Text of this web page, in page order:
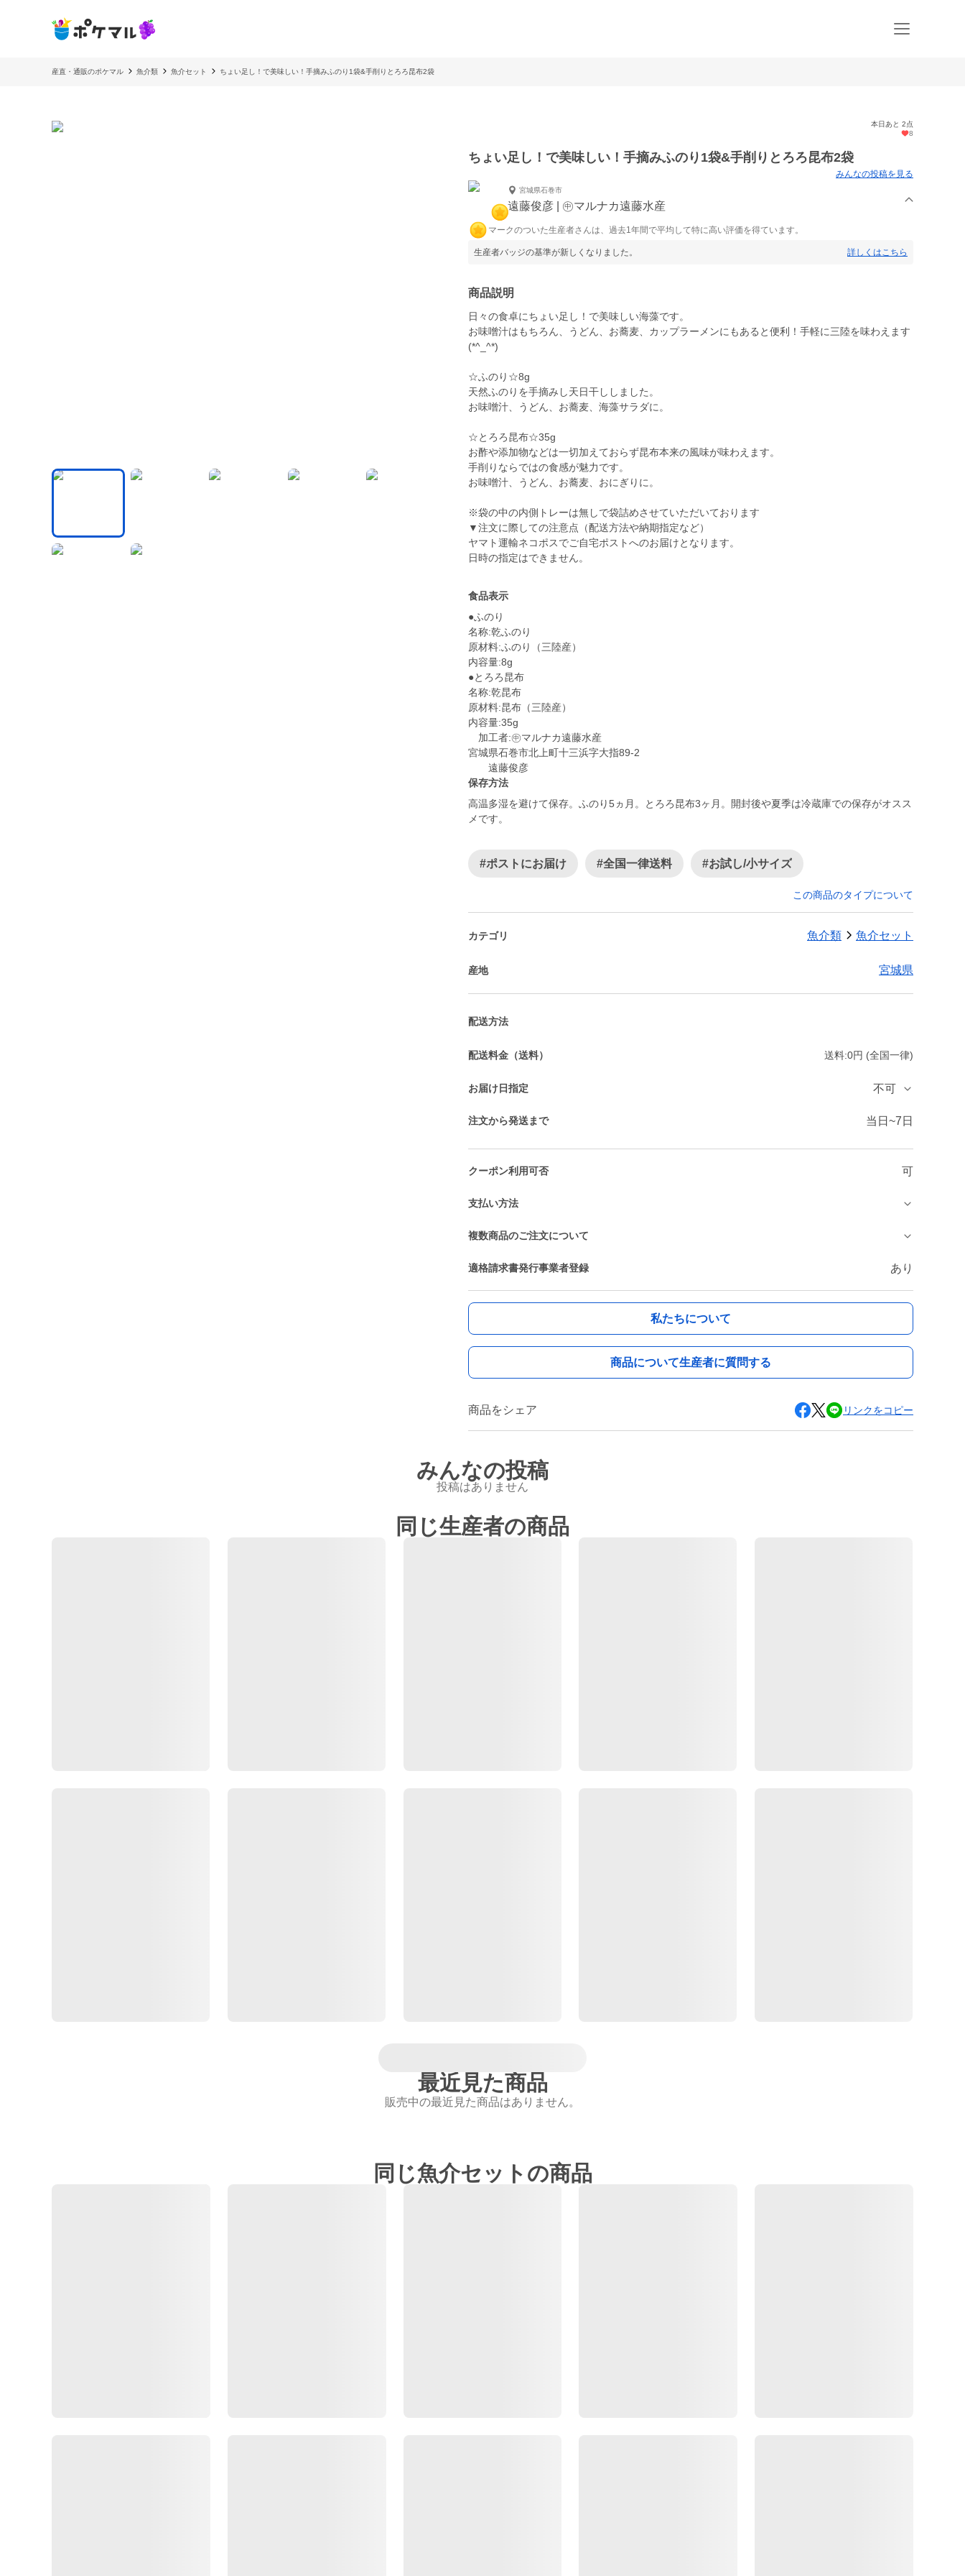
産直・通販のポケマル 魚介類 魚介セット ちょい足し！で美味しい！手摘みふのり1袋&手削りとろろ昆布2袋
本日あと 2点
8
ちょい足し！で美味しい！手摘みふのり1袋&手削りとろろ昆布2袋
みんなの投稿を見る
宮城県石巻市
遠藤俊彦 | ㊥マルナカ遠藤水産
マークのついた生産者さんは、過去1年間で平均して特に高い評価を得ています。
生産者バッジの基準が新しくなりました。 詳しくはこちら
商品説明
日々の食卓にちょい足し！で美味しい海藻です。
お味噌汁はもちろん、うどん、お蕎麦、カップラーメンにもあると便利！手軽に三陸を味わえます
(*^_^*)
☆ふのり☆8g
天然ふのりを手摘みし天日干ししました。
お味噌汁、うどん、お蕎麦、海藻サラダに。
☆とろろ昆布☆35g
お酢や添加物などは一切加えておらず昆布本来の風味が味わえます。
手削りならではの食感が魅力です。
お味噌汁、うどん、お蕎麦、おにぎりに。
※袋の中の内側トレーは無しで袋詰めさせていただいております
▼注文に際しての注意点（配送方法や納期指定など）
ヤマト運輸ネコポスでご自宅ポストへのお届けとなります。
食品表示
●ふのり
名称:乾ふのり
原材料:ふのり（三陸産）
内容量:8g
●とろろ昆布
名称:乾昆布
原材料:昆布（三陸産）
内容量:35g
加工者:㊥マルナカ遠藤水産
宮城県石巻市北上町十三浜字大指89-2
保存方法
高温多湿を避けて保存。ふのり5ヵ月。とろろ昆布3ヶ月。開封後や夏季は冷蔵庫での保存がオスス
メです。
#ポストにお届け #全国一律送料 #お試し/小サイズ
この商品のタイプについて
カテゴリ 魚介類 魚介セット
産地 宮城県
配送方法
配送料金（送料） 送料:0円 (全国一律)
お届け日指定 不可
注文から発送まで 当日~7日
クーポン利用可否 可
支払い方法
複数商品のご注文について
適格請求書発行事業者登録 あり
私たちについて
商品について生産者に質問する
商品をシェア リンクをコピー
みんなの投稿
投稿はありません
同じ生産者の商品
最近見た商品
販売中の最近見た商品はありません。
同じ魚介セットの商品